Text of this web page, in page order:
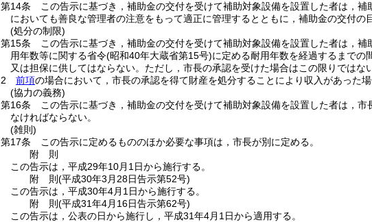
第14条
この告示に基づき，補助金の交付を受けて補助対象設備を設置した者は，
においても善良な管理者の注意をもって適正に管理するとともに，補助金の交付の
(処分の制限)
第15条
この告示に基づき，補助金の交付を受けて補助対象設備を設置した者は，
用年数等に関する省令(昭和40年大蔵省第15号)に定める耐用年数を経過するまでの
又は担保に供してはならない。 ただし，市長の承認を受けた場合はこの限りではない
2
前項の場合において，市長の承認を得て財産を処分することにより収入があった
(協力の義務)
第16条
この告示に基づき，補助金の交付を受けて補助対象設備を設置した者は，
なければならない。
(雑則)
第17条
この告示に定めるもののほか必要な事項は，市長が別に定める。
附 則
この告示は，平成29年10月1日から施行する。
附 則(平成30年3月28日告示第52号)
この告示は，平成30年4月1日から施行する。
附 則(平成31年4月16日告示第62号)
この告示は，公表の日から施行し，平成31年4月1日から適用する。